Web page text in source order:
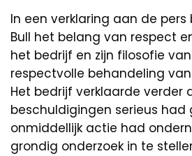
In een verklaring aan de pers
Bull het belang van respect
het bedrijf en zijn filosofie
respectvolle behandeling
Het bedrijf verklaarde verder
beschuldigingen serieus had
onmiddellijk actie had
grondig onderzoek in te